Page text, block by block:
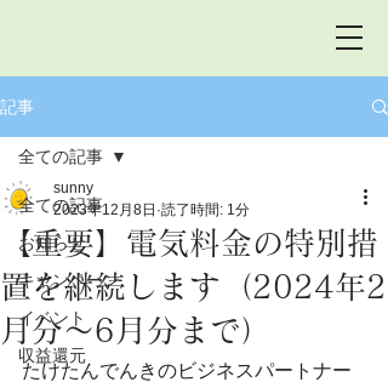
記事
全ての記事
お知らせ
キャンペーン
イベント
収益還元
全ての記事
【重要】電気料金の特別措
置を継続します（2024年2
月分～6月分まで）
sunny
2023年12月8日 読了時間: 1分
たけたんでんきのビジネスパートナー